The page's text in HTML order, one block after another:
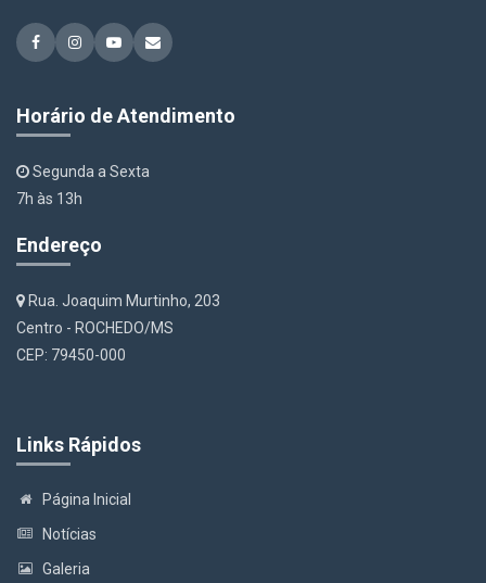
Horário de Atendimento
Segunda a Sexta
7h às 13h
Endereço
Rua. Joaquim Murtinho, 203
Centro - ROCHEDO/MS
CEP: 79450-000
Links Rápidos
Página Inicial
Notícias
Galeria